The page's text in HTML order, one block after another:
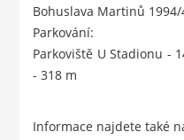
Bohuslava Martinů 1994/
Parkování:
Parkoviště U Stadionu -
- 318 m
Informace najdete také